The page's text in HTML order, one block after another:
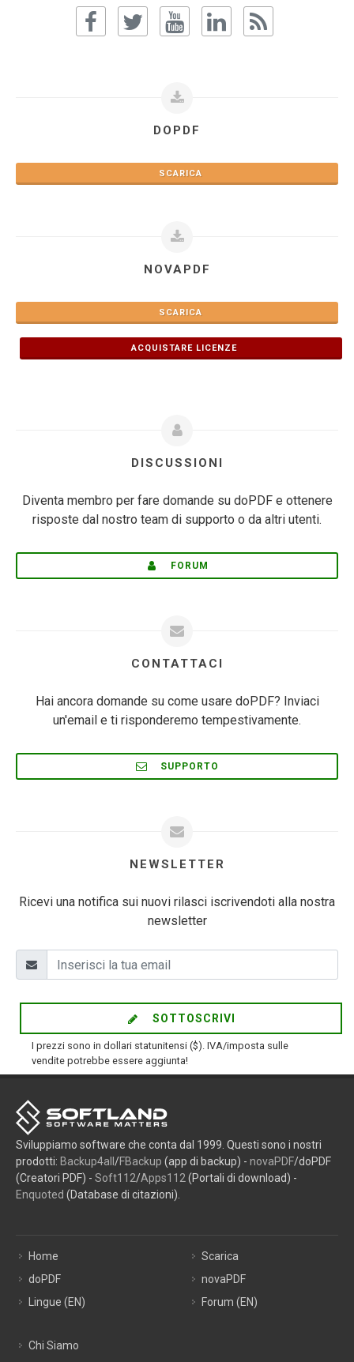
DOPDF
SCARICA
NOVAPDF
SCARICA
ACQUISTARE LICENZE
DISCUSSIONI
Diventa membro per fare domande su doPDF e ottenere
risposte dal nostro team di supporto o da altri utenti.
FORUM
CONTATTACI
Hai ancora domande su come usare doPDF? Inviaci
un'email e ti risponderemo tempestivamente.
SUPPORTO
NEWSLETTER
Ricevi una notifica sui nuovi rilasci iscrivendoti alla nostra
newsletter
SOTTOSCRIVI
I prezzi sono in dollari statunitensi ($). IVA/imposta sulle
vendite potrebbe essere aggiunta!
Sviluppiamo software che conta dal 1999. Questi sono i nostri
prodotti: Backup4all /FBackup (app di backup) - novaPDF/doPDF
(Creatori PDF) - Soft112/Apps112 (Portali di download) -
Enquoted (Database di citazioni).
Home
doPDF
Lingue (EN)
Scarica
novaPDF
Forum (EN)
Chi Siamo